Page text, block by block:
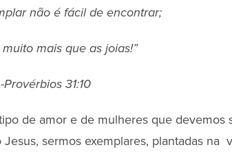
não é fácil de encontrar;
mais que as joias!”
-Provérbios 31:10
de amor e de mulheres que devemos
sermos exemplares, plantadas na